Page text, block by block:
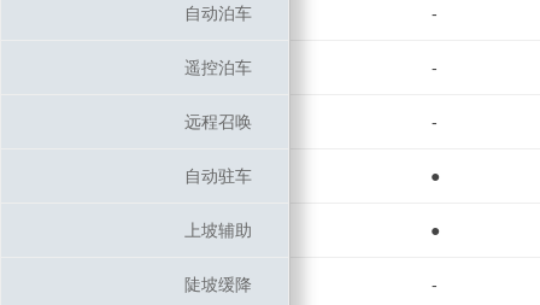
自动泊车 -
遥控泊车 -
远程召唤 -
自动驻车 ●
上坡辅助 ●
陡坡缓降 -
自动泊车
遥控泊车
远程召唤
自动驻车
上坡辅助
陡坡缓降